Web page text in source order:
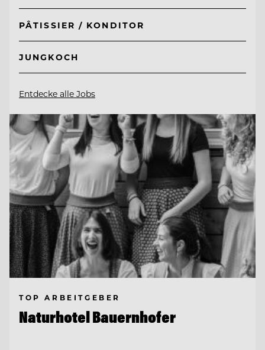
PÂTISSIER / KONDITOR
JUNGKOCH
Entdecke alle Jobs
TOP ARBEITGEBER
Naturhotel Bauernhofer